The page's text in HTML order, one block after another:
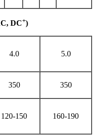
DC+)
4.0 5.0
350 350
120-150 160-190